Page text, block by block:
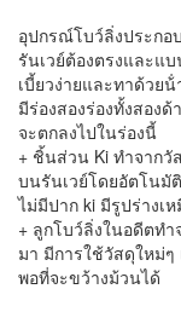
อุปกรณ์โบว์ลิ่งประกอ
รันเวย์ต้องตรงและแ
เบี้ยวง่ายและทาด้วย
มีร่องสองร่องทั้งสอง
จะตกลงไปในร่องนี้
+ ชิ้นส่วน Ki ทําจาก
บนรันเวย์โดยอัตโนมั
ไม่มีปาก ki มีรูปร่างเ
+ ลูกโบว์ลิ่งในอดีตทํ
มา มีการใช้วัสดุใหม่
พอที่จะขว้างม้วนได้